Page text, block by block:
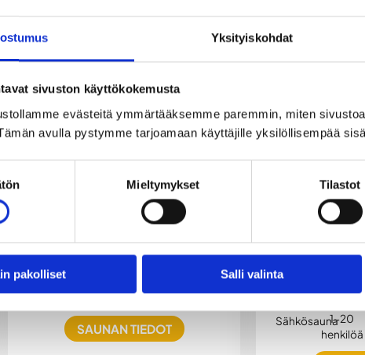
Yksityiskohdat
sivuston käyttökokemusta
evästeitä ymmärtääksemme paremmin, miten
avulla pystymme tarjoamaan käyttäjille yksilöllisempää
Mieltymykset Tilastot
pakolliset Salli valinta
Lomakeskus Karemajat
1-20
henkilöä
219, 95600 Ylitornio
Kilpisjärven Rantasauna
SAUNAN TIEDOT
Kemin
Sähkösauna1-20
henkilöä